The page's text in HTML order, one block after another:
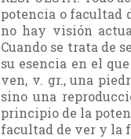
potencia o facultad
no hay visión
Cuando se trata de
su esencia en el
ven, v. gr., una
sino una
principio de la
facultad de ver y la